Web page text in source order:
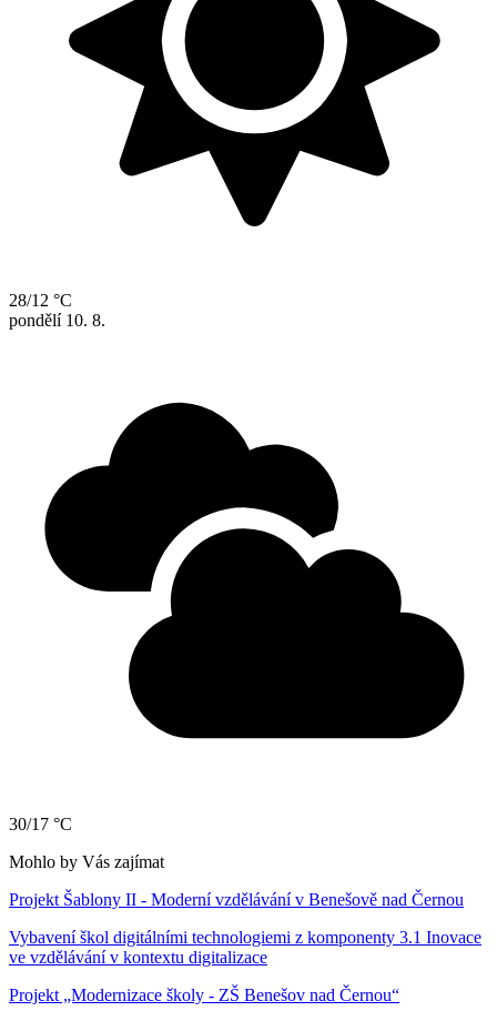
28/12 °C
pondělí 10. 8.
30/17 °C
Mohlo by Vás zajímat
Projekt Šablony II - Moderní vzdělávání v Benešově nad Černou
Vybavení škol digitálními technologiemi z komponenty 3.1 Inovace
ve vzdělávání v kontextu digitalizace
Projekt „Modernizace školy - ZŠ Benešov nad Černou“